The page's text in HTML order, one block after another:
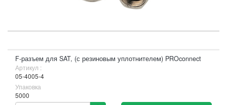
F-разъем для SAT, (с резиновым уплотнителем) PROconnect
Артикул :
05-4005-4
Упаковка
5000